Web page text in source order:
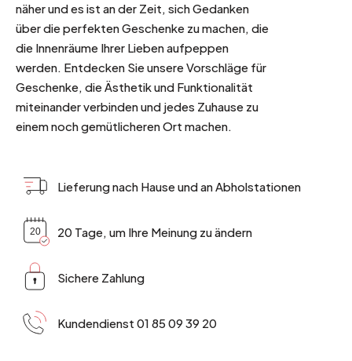
näher und es ist an der Zeit, sich Gedanken
über die perfekten Geschenke zu machen, die
die Innenräume Ihrer Lieben aufpeppen
werden. Entdecken Sie unsere Vorschläge für
Geschenke, die Ästhetik und Funktionalität
miteinander verbinden und jedes Zuhause zu
einem noch gemütlicheren Ort machen.
Lieferung nach Hause und an Abholstationen
20 Tage, um Ihre Meinung zu ändern
Sichere Zahlung
Kundendienst 01 85 09 39 20